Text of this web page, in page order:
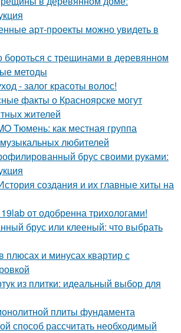
арт-проекты можно увидеть в
бороться с трещинами в деревянном
методы
- залог красоты волос!
факты о Красноярске могут
жителей
Тюмень: как местная группа
любителей
брус своими руками:
создания и их главные хиты на
от одобренна трихологами!
брус или клееный: что выбрать
плюсах и минусах квартир с
из плитки: идеальный выбор для
плиты фундамента
способ рассчитать необходимый